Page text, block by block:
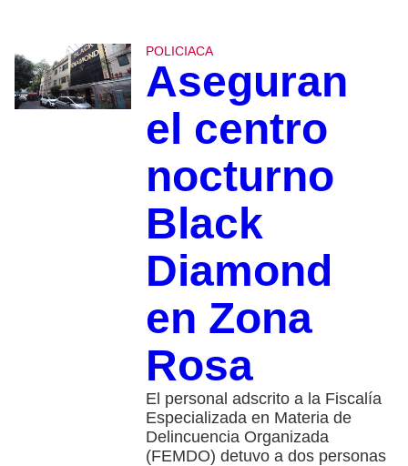
POLICIACA
Aseguran
el centro
nocturno
Black
Diamond
en Zona
Rosa
El personal adscrito a la Fiscalía
Especializada en Materia de
Delincuencia Organizada
(FEMDO) detuvo a dos personas